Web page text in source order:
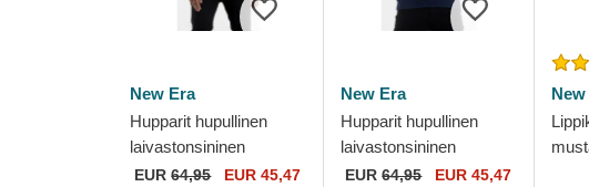
New Era
Hupparit hupullinen
laivastonsininen
Pullover Hoody New
EUR64,95 EUR 45,47
New Era
Hupparit hupullinen
laivastonsininen
Pullover Hoody Denver
EUR64,95 EUR 45,47